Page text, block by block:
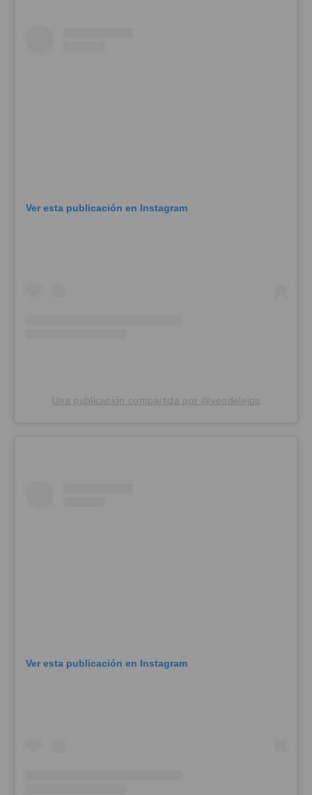
Ver esta publicación en Instagram
Una publicación compartida por @veodelejos
Ver esta publicación en Instagram